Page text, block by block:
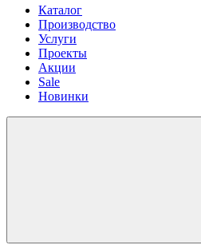
Каталог
Производство
Услуги
Проекты
Акции
Sale
Новинки